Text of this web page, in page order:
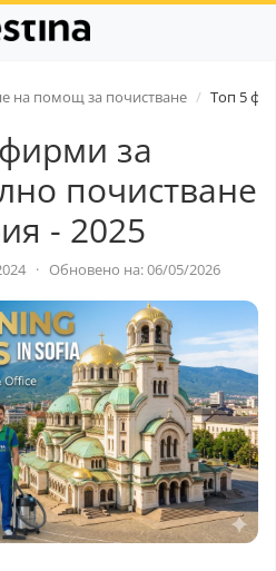
на помощ за почистване Топ 5
за
почистване
- 2025
· Обновено на: 06/05/2026